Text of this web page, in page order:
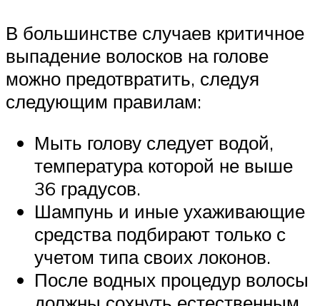
В большинстве случаев критичное
выпадение волосков на голове
можно предотвратить, следуя
следующим правилам:
Мыть голову следует водой,
температура которой не выше
36 градусов.
Шампунь и иные ухаживающие
средства подбирают только с
учетом типа своих локонов.
После водных процедур волосы